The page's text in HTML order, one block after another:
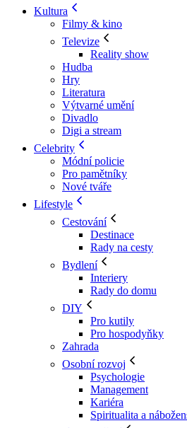
Kultura
Filmy & kino
Televize
Reality show
Hudba
Hry
Literatura
Výtvarné umění
Divadlo
Digi a stream
Celebrity
Módní policie
Pro pamětníky
Nové tváře
Lifestyle
Cestování
Destinace
Rady na cesty
Bydlení
Interiery
Rady do domu
DIY
Pro kutily
Pro hospodyňky
Zahrada
Osobní rozvoj
Psychologie
Management
Kariéra
Spiritualita a